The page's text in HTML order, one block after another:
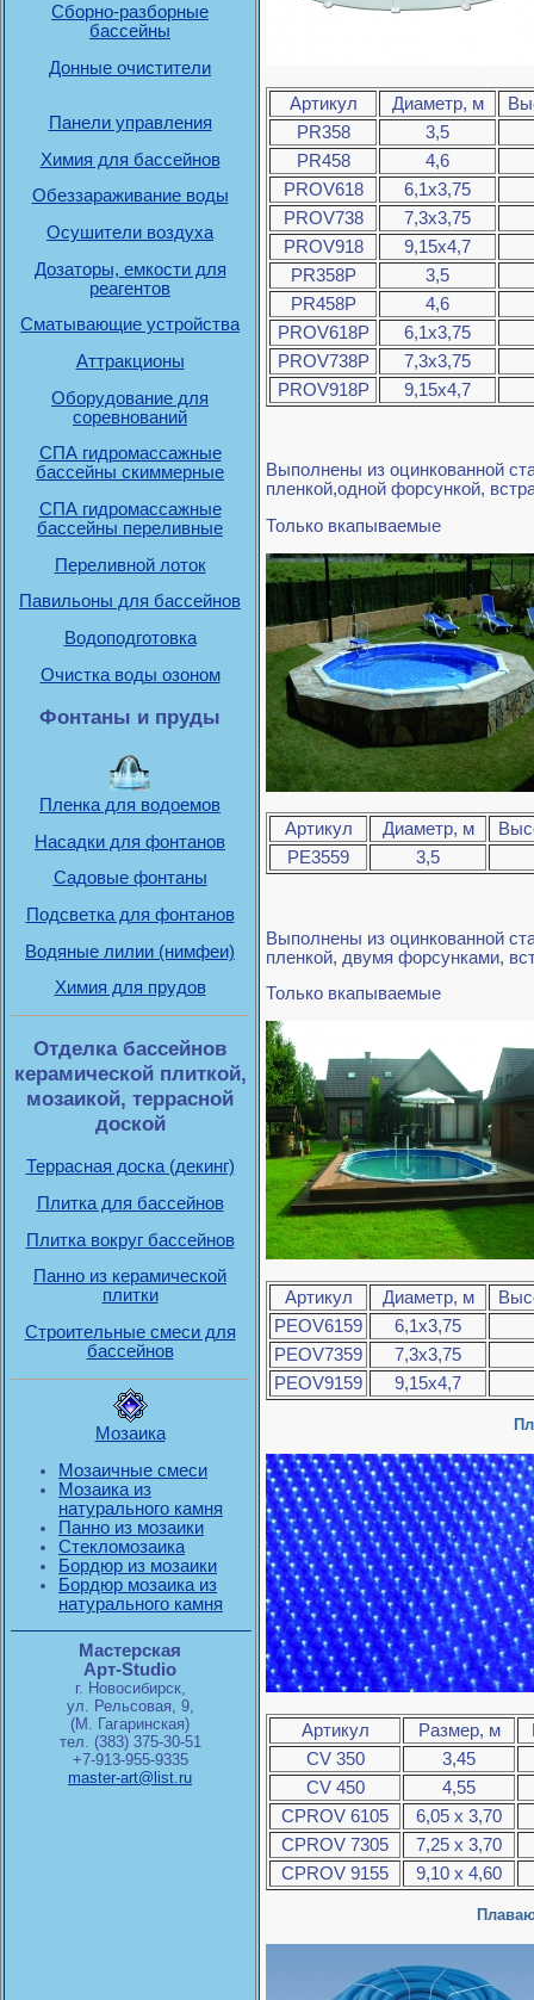
Сборно-разборные
бассейны
Донные очистители
Панели управления
Химия для бассейнов
Обеззараживание воды
Осушители воздуха
Дозаторы, емкости для
реагентов
Сматывающие устройства
Аттракционы
Оборудование для
соревнований
СПА гидромассажные
бассейны скиммерные
СПА гидромассажные
бассейны переливные
Переливной лоток
Павильоны для бассейнов
Водоподготовка
Очистка воды озоном
Фонтаны и пруды
Пленка для водоемов
Насадки для фонтанов
Садовые фонтаны
Подсветка для фонтанов
Водяные лилии (нимфеи)
Химия для прудов
Отделка бассейнов
керамической плиткой,
мозаикой, террасной
доской
Террасная доска (декинг)
Плитка для бассейнов
Плитка вокруг бассейнов
Панно из керамической
плитки
Строительные смеси для
бассейнов
Мозаика
Мозаичные смеси
Мозаика из
натурального камня
Панно из мозаики
Стекломозаика
Бордюр из мозаики
Бордюр мозаика из
натурального камня
Мастерская
Арт-Studio
г. Новосибирск,
ул. Рельсовая, 9,
(М. Гагаринская)
тел. (383) 375-30-51
+7-913-955-9335
master-art@list.ru
Артикул Диаметр, м
PR358
3,5
PR458
4,6
PROV618
6,1х3,75
PROV738
7,3х3,75
PROV918
9,15х4,7
PR358P
3,5
PR458P
4,6
PROV618P
6,1х3,75
PROV738P
7,3х3,75
PROV918P
9,15х4,7
Выполнены из оцинкованной
пленкой,одной форсункой,
Только вкапываемые
Артикул Диаметр, м
PE3559
3,5
Выполнены из оцинкованной
пленкой, двумя форсунками,
Только вкапываемые
Артикул Диаметр, м
PEOV6159
6,1х3,75
PEOV7359
7,3х3,75
PEOV9159
9,15х4,7
Артикул Размер, м
СV 350
3,45
СV 450
4,55
CPROV 6105
6,05 х 3,70
CPROV 7305
7,25 х 3,70
CPROV 9155
9,10 х 4,60